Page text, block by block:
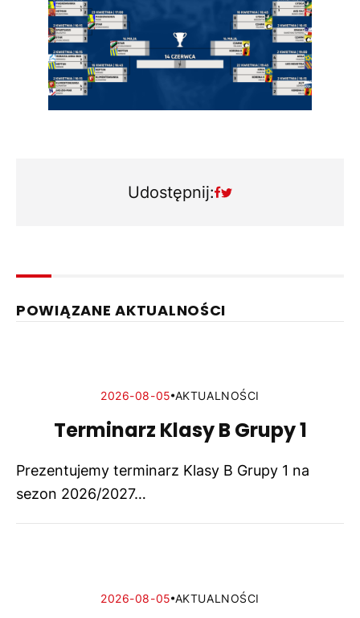
Udostępnij:
POWIĄZANE AKTUALNOŚCI
2026-08-05 AKTUALNOŚCI
Terminarz Klasy B Grupy 1
Prezentujemy terminarz Klasy B Grupy 1 na
sezon 2026/2027…
2026-08-05 AKTUALNOŚCI